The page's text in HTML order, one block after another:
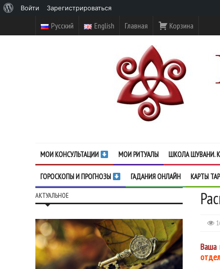
Русский English Главная Корзина
МОИ КОНСУЛЬТАЦИИ МОИ РИТУАЛЫ ШКОЛА ШУВАНИ.
ГОРОСКОПЫ И ПРОГНОЗЫ ГАДАНИЯ ОНЛАЙН КАРТЫ
Ваша
АКТУАЛЬНОЕ
WordPress
Войти Зарегистрироваться